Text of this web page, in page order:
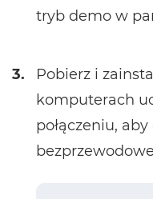
tryb demo w
3.
Pobierz i
komputerach
połączeniu, aby